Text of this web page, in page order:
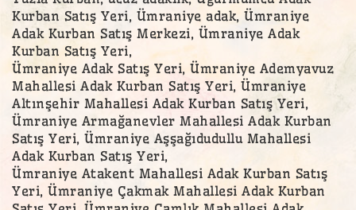
Kurban Satış Yeri, Ümraniye adak, Ümraniye
Adak Kurban Satış Merkezi, Ümraniye Adak
Kurban Satış Yeri,
Ümraniye Adak Satış Yeri, Ümraniye Ademyavuz
Mahallesi Adak Kurban Satış Yeri, Ümraniye
Altınşehir Mahallesi Adak Kurban Satış Yeri,
Ümraniye Armağanevler Mahallesi Adak Kurban
Satış Yeri, Ümraniye Aşşağıdudullu Mahallesi
Adak Kurban Satış Yeri,
Ümraniye Atakent Mahallesi Adak Kurban Satış
Yeri, Ümraniye Çakmak Mahallesi Adak Kurban